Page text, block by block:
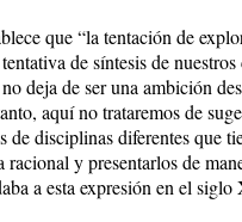
que “la tentación de
de síntesis de
deja de ser una ambición
aquí no trataremos de
disciplinas diferentes que
y presentarlos de
a esta expresión en el